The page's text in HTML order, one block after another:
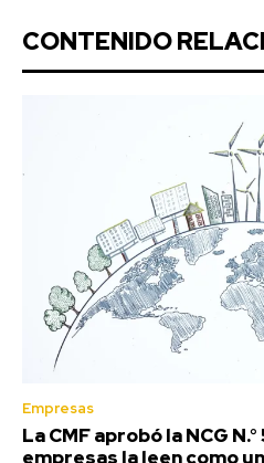
CONTENIDO
Empresas
La CMF aprobó la NCG
empresas la leen como